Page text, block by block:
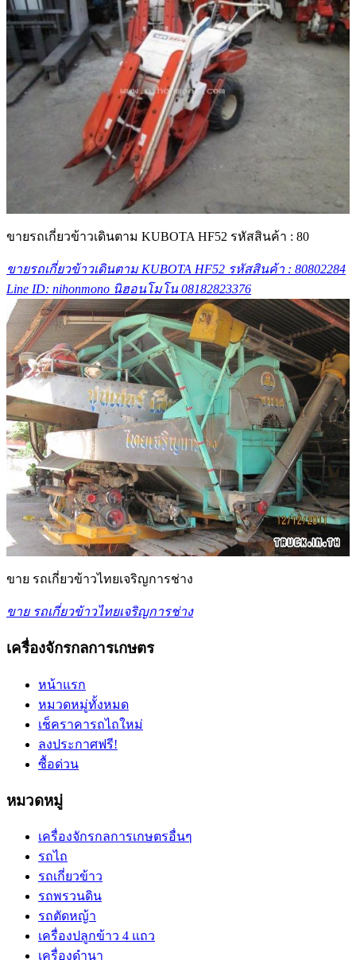
ขายรถเกี่ยวข้าวเดินตาม KUBOTA HF52 รหัสสินค้า : 80
ขายรถเกี่ยวข้าวเดินตาม KUBOTA HF52 รหัสสินค้า : 80802284
Line ID: nihonmono นิฮอนโมโน 08182823376
ขาย รถเกี่ยวข้าวไทยเจริญการช่าง
ขาย รถเกี่ยวข้าวไทยเจริญการช่าง
เครื่องจักรกลการเกษตร
หน้าแรก
หมวดหมู่ทั้งหมด
เช็คราคารถไถใหม่
ลงประกาศฟรี!
ซื้อด่วน
หมวดหมู่
เครื่องจักรกลการเกษตรอื่นๆ
รถไถ
รถเกี่ยวข้าว
รถพรวนดิน
รถตัดหญ้า
เครื่องปลูกข้าว 4 แถว
เครื่องดำนา